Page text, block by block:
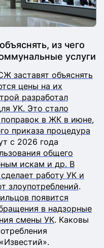
из чего
услуги
заставят объяснять
цены на их
разработал
УК. Это стало
в ЖК в июне,
приказа процедура
с 2026 года
общего
искам и др. В
работу УК и
злоупотреблений.
появится
в надзорные
смены УК. Каковы